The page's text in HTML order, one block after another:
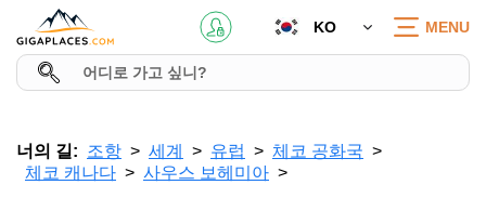
KO MENU
너의 길: 조항 세계 유럽
체코 공화국
체코 캐나다
사우스 보헤미아